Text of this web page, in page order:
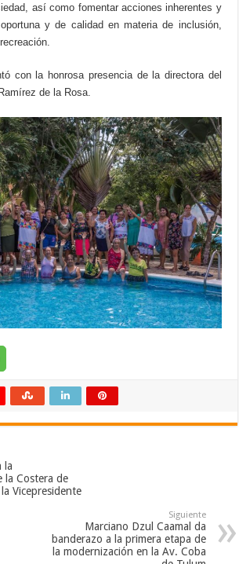
así como fomentar acciones inherentes y
y de calidad en materia de inclusión,
con la honrosa presencia de la directora del
de la Rosa.
la
la Costera de
Vicepresidente
Siguiente
Marciano Dzul Caamal da
banderazo a la primera etapa de
la modernización en la Av. Coba